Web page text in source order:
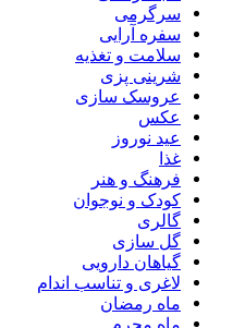
سرگرمی
سفره آرایی
سلامت و تغذیه
شرینی پزی
عروسک سازی
عکس
عید نوروز
غذا
فرهنگ و هنر
کودک و نوجوان
گالری
گل سازی
گیاهان دارویی
لاغری و تناسب اندام
ماه رمضان